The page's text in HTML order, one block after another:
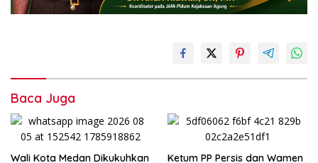
Baca Juga
Wali Kota Medan Dikukuhkan Ketum PP Persis dan Wamen